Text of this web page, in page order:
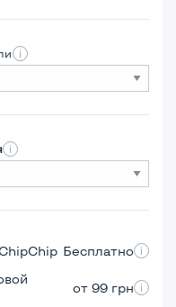
Бесплатно
от 99 грн